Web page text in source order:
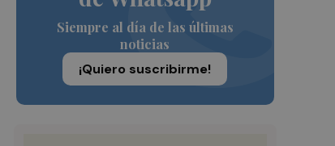
Siempre al día de las últimas
noticias
¡Quiero suscribirme!